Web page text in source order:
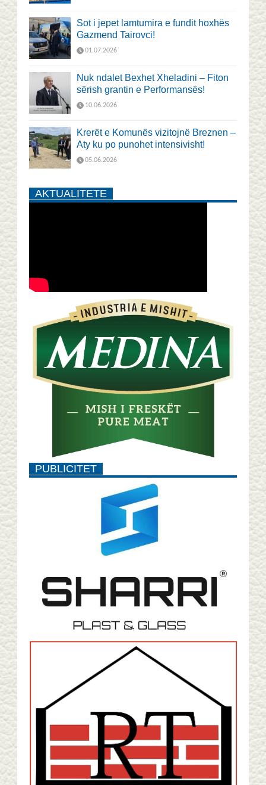
Sot i jepet lamtumira e fundit hoxhës
Gazmend Tairovci!
01.07.2026
Nuk ndalet Bexhet Xheladini – Fiton
sërish grantin e Performansës!
10.06.2026
Krerët e Komunës vizitojnë Breznen –
Aty ku po punohet intensivisht!
05.06.2026
AKTUALITETE
PUBLICITET